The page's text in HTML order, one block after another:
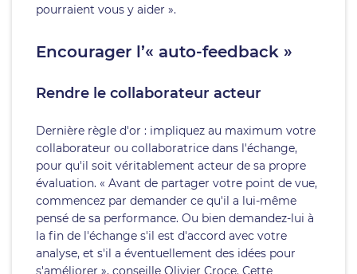
pourraient vous y aider ».
Encourager l’« auto-feedback »
Rendre le collaborateur acteur
Dernière règle d'or : impliquez au maximum votre
collaborateur ou collaboratrice dans l'échange,
pour qu'il soit véritablement acteur de sa propre
évaluation. « Avant de partager votre point de vue,
commencez par demander ce qu'il a lui-même
pensé de sa performance. Ou bien demandez-lui à
la fin de l'échange s'il est d'accord avec votre
analyse, et s'il a éventuellement des idées pour
s'améliorer », conseille Olivier Croce. Cette